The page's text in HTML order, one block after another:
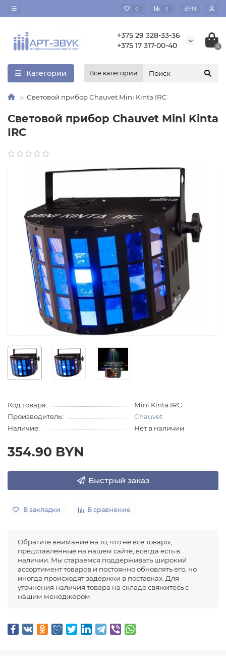
0 0 BYN
+375 29 328-33-36
+375 17 317-00-40
0
Категории Все категории
Световой прибор Chauvet Mini Kinta IRC
Световой прибор Chauvet Mini Kinta
IRC
Код товара:
Mini Kinta IRC
Производитель:
Chauvet
Наличие:
Нет в наличии
354.90 BYN
Быстрый заказ
В закладки В сравнение
Обратите внимание на то, что не все товары,
представленные на нашем сайте, всегда есть в
наличии. Мы стараемся поддерживать широкий
ассортимент товаров и постоянно обновлять его, но
иногда происходят задержки в поставках. Для
уточнения наличия товара на складе свяжитесь с
нашим менеджером.